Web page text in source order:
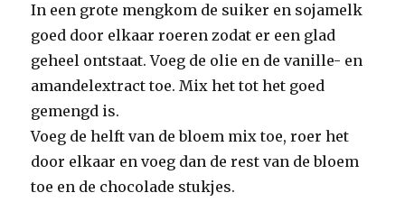
In een grote mengkom de suiker en sojamelk
goed door elkaar roeren zodat er een glad
geheel ontstaat. Voeg de olie en de vanille- en
amandelextract toe. Mix het tot het goed
gemengd is.
Voeg de helft van de bloem mix toe, roer het
door elkaar en voeg dan de rest van de bloem
toe en de chocolade stukjes.